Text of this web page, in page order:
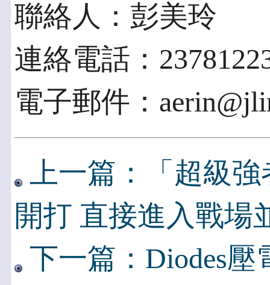
聯絡人：彭美玲
連絡電話：
電子郵件：
上一篇：「超級
開打 直接進入戰場
下一篇：Diodes